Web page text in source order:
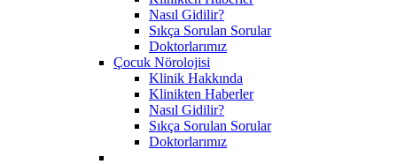
Nasıl Gidilir?
Sıkça Sorulan Sorular
Doktorlarımız
Çocuk Nörolojisi
Klinik Hakkında
Klinikten Haberler
Nasıl Gidilir?
Sıkça Sorulan Sorular
Doktorlarımız